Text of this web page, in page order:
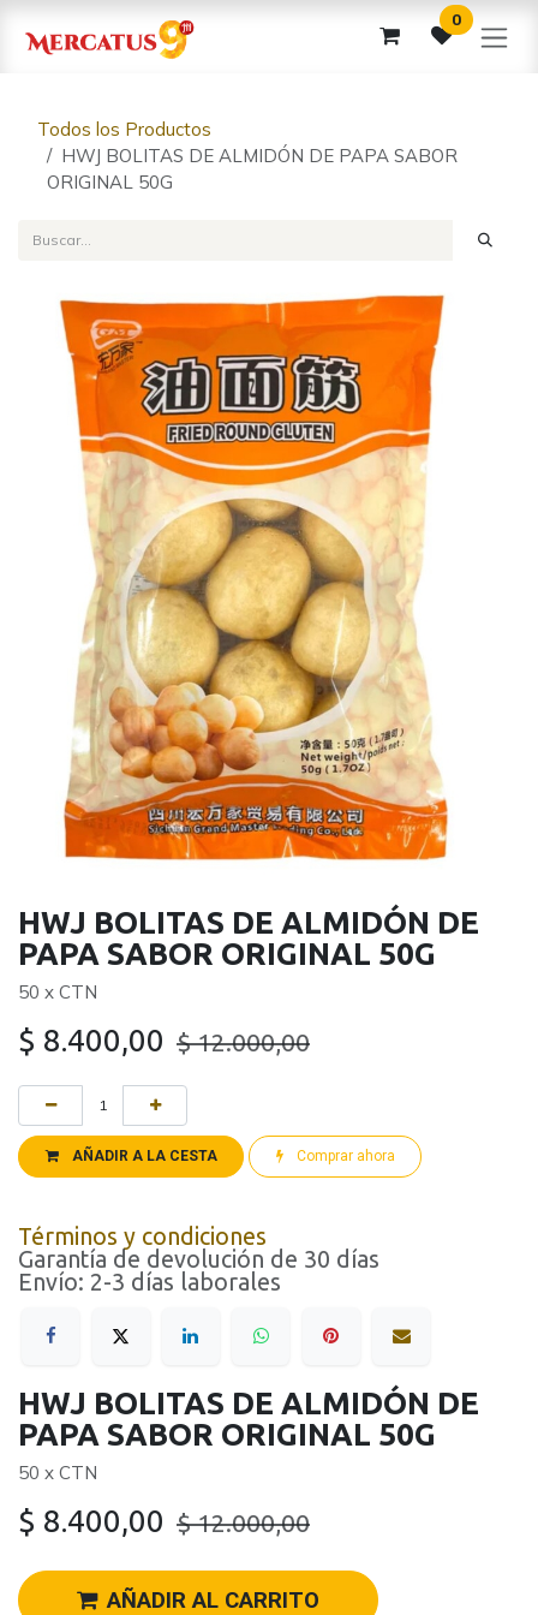
0
Todos los Productos
HWJ BOLITAS DE ALMIDÓN DE PAPA SABOR
ORIGINAL 50G
HWJ BOLITAS DE ALMIDÓN DE
PAPA SABOR ORIGINAL 50G
50 x CTN
$ 8.400,00 $12.000,00
AÑADIR A LA CESTA Comprar ahora
Términos y condiciones
Garantía de devolución de 30 días
Envío: 2-3 días laborales
HWJ BOLITAS DE ALMIDÓN DE
PAPA SABOR ORIGINAL 50G
50 x CTN
$ 8.400,00 $12.000,00
AÑADIR AL CARRITO